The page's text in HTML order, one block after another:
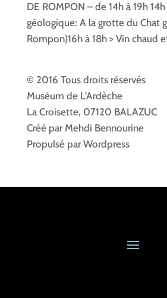
DE ROMPON – de 14h à 19h
géologique: A la grotte du Chat
Rompon)16h à 18h > Vin chaud
© 2016 Tous droits réservés
Muséum de L'Ardèche
La Croisette, 07120 BALAZUC
Créé par Mehdi Bennourine
Propulsé par Wordpress